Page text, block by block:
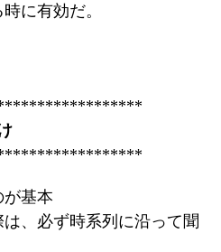
に有効だ。
基本
、必ず時系列に沿って聞